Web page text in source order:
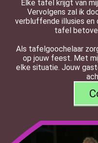
Elke tafel krijgt van
Vervolgens zal ik
verbluffende illusies en
tafel
Als tafelgoochelaar
op jouw feest. Met
elke situatie. Jouw